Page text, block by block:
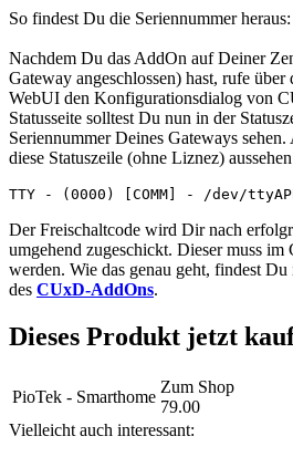
So findest Du die Seriennummer heraus:
Nachdem Du das AddOn auf Deiner
Gateway angeschlossen) hast, rufe über
WebUI den Konfigurationsdialog von
Statusseite solltest Du nun in der
Seriennummer Deines Gateways
diese Statuszeile (ohne Liznez)
TTY - (0000) [COMM] - /dev/
Der Freischaltcode wird Dir nach
umgehend zugeschickt. Dieser muss
werden. Wie das genau geht, findest
des CUxD-AddOns.
Dieses Produkt jetzt
PioTek - Smarthome
Zum Shop
79.00
Vielleicht auch interessant: